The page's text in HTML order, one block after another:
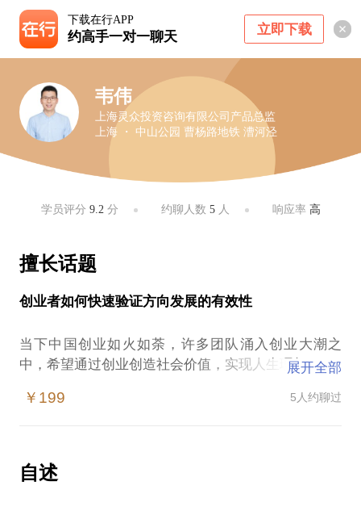
下载在行APP
约高手一对一聊天 立即下载
韦伟
上海灵众投资咨询有限公司产品总监
上海 ・ 中山公园 曹杨路地铁 漕河泾
学员评分 9.2 分 约聊人数 5人 响应率 高
擅长话题
创业者如何快速验证方向发展的有效性
当下中国创业如火如荼，许多团队涌入创业大潮之
中，希望通过创业创造社会价值，实现人生理想。
业者开发了用户不想要的产品，虽然投入许多资源和
在这样的情况下，初创公司容易遭遇：
技术为王，无需进行客户开发？
展开全部
￥199 5人约聊过
自述